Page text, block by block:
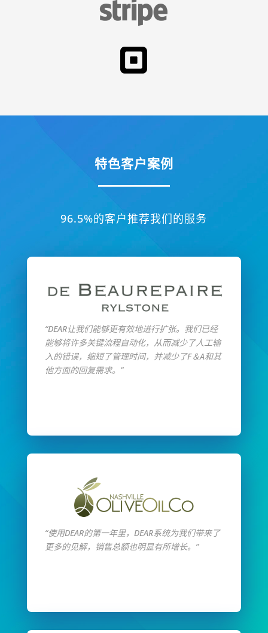
特色客户案例
96.5%的客户推荐我们的服务
“DEAR让我们能够更有效地进行扩张。我们已经
能够将许多关键流程自动化，从而减少了人工输
入的错误，缩短了管理时间，并减少了F＆A和其
他方面的回复需求。”
“使用DEAR的第一年里，DEAR系统为我们带来了
更多的见解，销售总额也明显有所增长。”